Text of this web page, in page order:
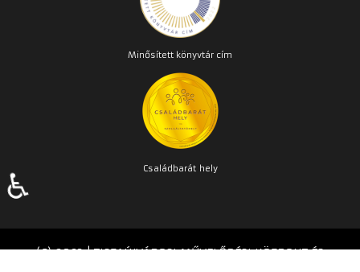
Minősített könyvtár cím
Családbarát hely
(C) 2023 | TISZAÚJVÁROSI MŰVELŐDÉSI KÖZPONT ÉS